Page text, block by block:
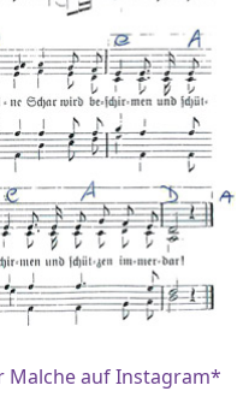
Malche auf Instagram*